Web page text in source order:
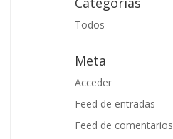
Todos
Meta
Acceder
Feed de entradas
Feed de comentarios